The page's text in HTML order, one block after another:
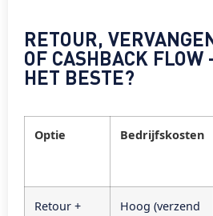
RETOUR,
OF CASHBACK
HET BESTE?
Optie Bedrijfskosten
Retour +
Hoog (verzend